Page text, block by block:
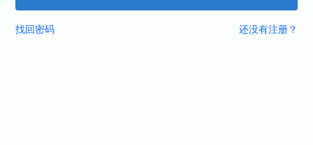
找回密码 还没有注册？